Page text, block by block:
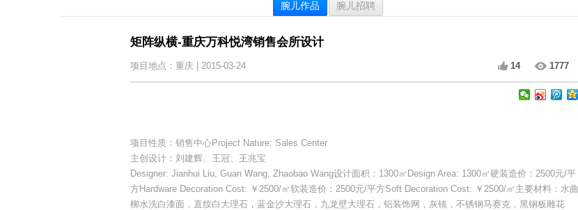
腕儿作品 腕儿招聘
矩阵纵横-重庆万科悦湾销售会所设计
项目地点：重庆 | 2015-03-24 1777
14
项目性质：销售中心Project Nature: Sales Center
主创设计：刘建辉、王冠、王兆宝
Designer: Jianhui Liu, Guan Wang, Zhaobao Wang设计面积：1300㎡Design Area: 1300㎡硬装造价：2500元/平
方Hardware Decoration Cost: ￥2500/㎡软装造价：2500元/平方Soft Decoration Cost: ￥2500/㎡主要材料：水曲
柳水洗白漆面，直纹白大理石，蓝金沙大理石，九龙壁大理石，铝装饰网，灰镜，不锈钢马赛克，黑钢板雕花